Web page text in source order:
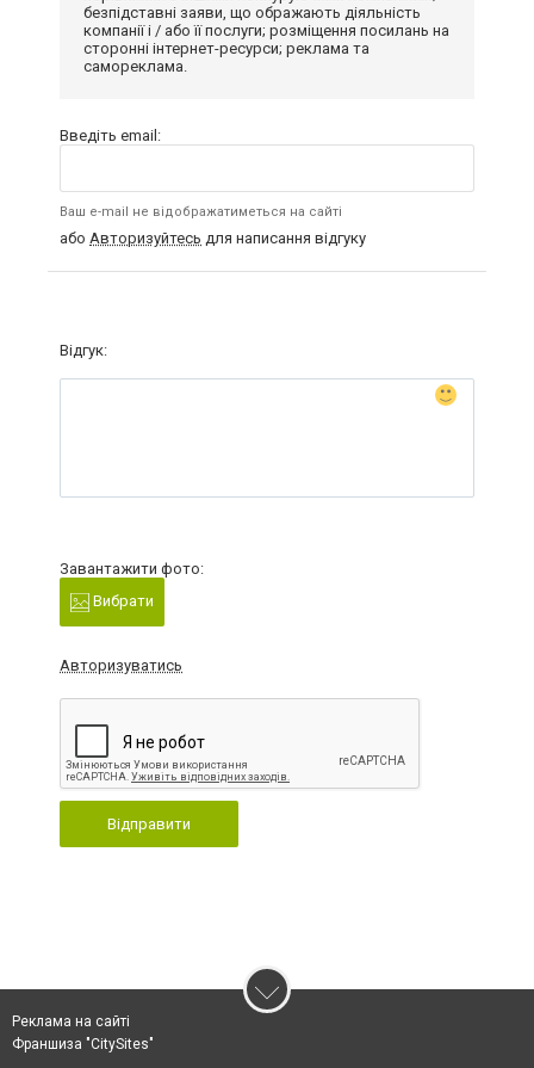
безпідставні заяви, що ображають діяльність
компанії і / або її послуги; розміщення посилань на
сторонні інтернет-ресурси; реклама та
самореклама.
Введіть email:
Ваш e-mail не відображатиметься на сайті
або Авторизуйтесь для написання відгуку
Відгук:
Завантажити фото:
Вибрати
Авторизуватись
Відправити
Реклама на сайті
Франшиза "CitySites"